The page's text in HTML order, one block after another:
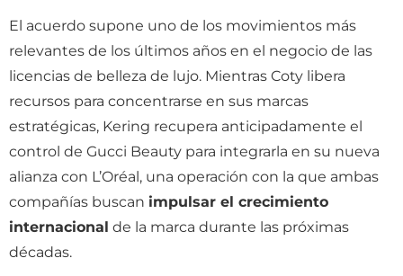
El acuerdo supone uno de los movimientos más
relevantes de los últimos años en el negocio de las
licencias de belleza de lujo. Mientras Coty libera
recursos para concentrarse en sus marcas
estratégicas, Kering recupera anticipadamente el
control de Gucci Beauty para integrarla en su nueva
alianza con L’Oréal, una operación con la que ambas
compañías buscan impulsar el crecimiento
internacional de la marca durante las próximas
décadas.